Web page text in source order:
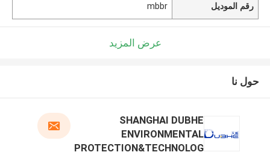
رقم الموديل mbbr
عرض المزيد
حول نا
SHANGHAI DUBHE
ENVIRONMENTAL
PROTECTION&TECHNOLOG